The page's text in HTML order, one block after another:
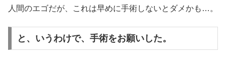
人間のエゴだが、これは早めに手術しないとダメかも…。
と、いうわけで、手術をお願いした。